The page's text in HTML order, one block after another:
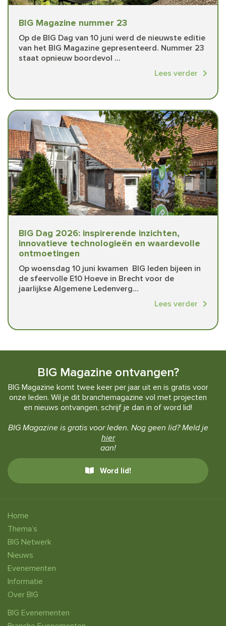
BIG Magazine nummer 23
Op de BIG Dag van 10 juni werd de nieuwste editie
van het BIG Magazine gepresenteerd. Nummer 23
staat opnieuw boordevol ...
Lees verder
BIG Dag 2026: inspirerende inzichten,
innovatieve technologieën en waardevolle
ontmoetingen
Op woensdag 10 juni kwamen BIG leden bijeen in
de sfeervolle E10 Hoeve in Brecht voor de
jaarlijkse Algemene Ledenverg...
Lees verder
BIG Magazine ontvangen?
BIG Magazine komt twee keer per jaar uit en is gratis voor
onze leden. Wil je dit branchemagazine vol met projecten
en nieuws ontvangen, schrijf je dan in of word lid!
BIG Magazine is gratis voor leden. Nog geen lid? Meld je
hier
aan!
Word lid!
Home
Thema’s
BIG Netwerk
Nieuws
Evenementen
Informatie
Over BIG
BIG Evenementen